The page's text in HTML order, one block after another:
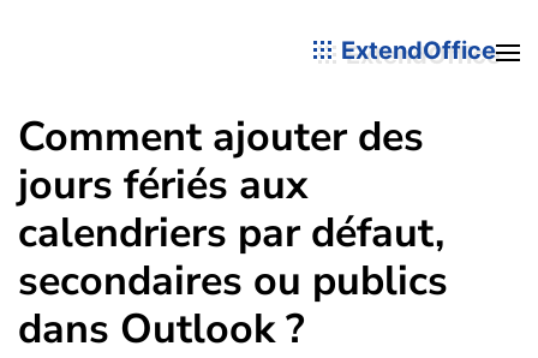
ExtendOffice
Comment ajouter des
jours fériés aux
calendriers par défaut,
secondaires ou publics
dans Outlook ?